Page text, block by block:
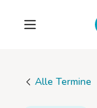
Alle Termine